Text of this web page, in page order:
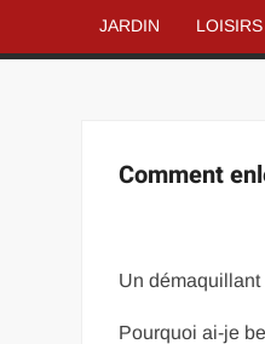
JARDIN LOISIRS
Comment
Un démaquillant
Pourquoi ai-je